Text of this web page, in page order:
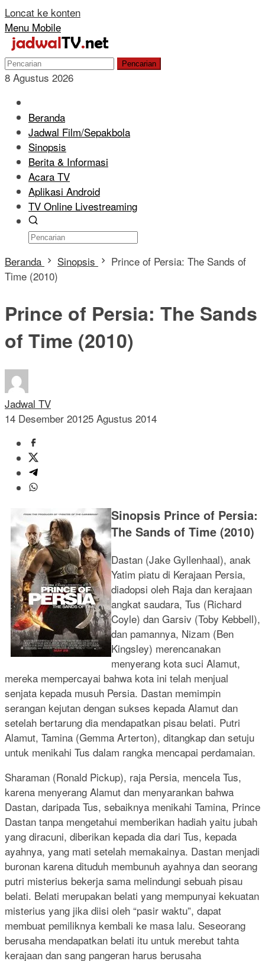
Loncat ke konten
Menu Mobile
Pencarian
8 Agustus 2026
Beranda
Jadwal Film/Sepakbola
Sinopsis
Berita & Informasi
Acara TV
Aplikasi Android
TV Online Livestreaming
Beranda Sinopsis
Prince of Persia: The Sands of
Time (2010)
Prince of Persia: The Sands
of Time (2010)
Jadwal TV
14 Desember 20125 Agustus 2014
Sinopsis Prince of Persia:
The Sands of Time (2010)
Dastan (Jake Gyllenhaal), anak
Yatim piatu di Kerajaan Persia,
diadopsi oleh Raja dan kerajaan
angkat saudara, Tus (Richard
Coyle) dan Garsiv (Toby Kebbell),
dan pamannya, Nizam (Ben
Kingsley) merencanakan
menyerang kota suci Alamut,
mereka mempercayai bahwa kota ini telah menjual
senjata kepada musuh Persia. Dastan memimpin
serangan kejutan dengan sukses kepada Alamut dan
setelah bertarung dia mendapatkan pisau belati. Putri
Alamut, Tamina (Gemma Arterton), ditangkap dan setuju
untuk menikahi Tus dalam rangka mencapai perdamaian.
Sharaman (Ronald Pickup), raja Persia, mencela Tus,
karena menyerang Alamut dan menyarankan bahwa
Dastan, daripada Tus, sebaiknya menikahi Tamina, Prince
Dastan tanpa mengetahui memberikan hadiah yaitu jubah
yang diracuni, diberikan kepada dia dari Tus, kepada
ayahnya, yang mati setelah memakainya. Dastan menjadi
buronan karena dituduh membunuh ayahnya dan seorang
putri misterius bekerja sama melindungi sebuah pisau
belati. Belati merupakan belati yang mempunyai kekuatan
misterius yang jika diisi oleh “pasir waktu”, dapat
membuat pemiliknya kembali ke masa lalu. Seseorang
berusaha mendapatkan belati itu untuk merebut tahta
kerajaan dan sang pangeran harus berusaha